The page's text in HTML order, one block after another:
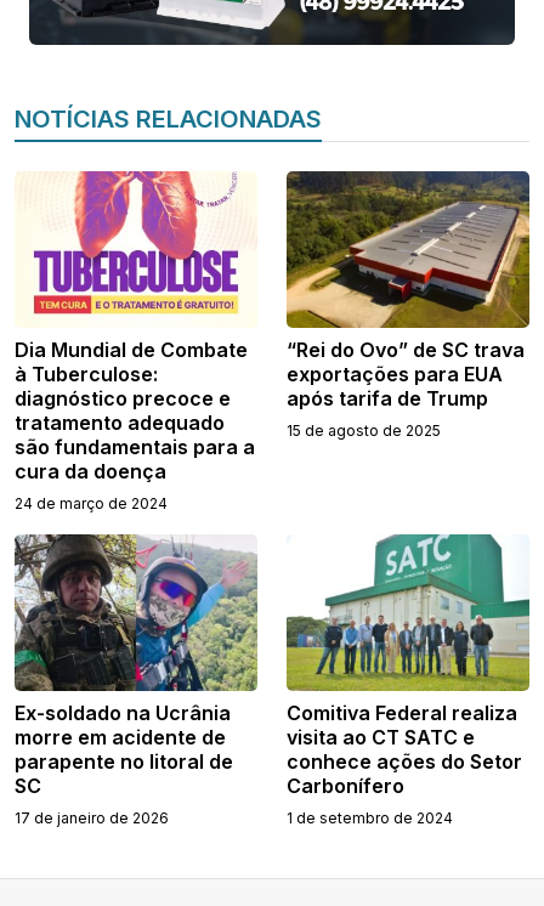
NOTÍCIAS RELACIONADAS
Dia Mundial de Combate
à Tuberculose:
diagnóstico precoce e
tratamento adequado
são fundamentais para a
cura da doença
24 de março de 2024
“Rei do Ovo” de SC trava
exportações para EUA
após tarifa de Trump
15 de agosto de 2025
Ex-soldado na Ucrânia
morre em acidente de
parapente no litoral de
SC
17 de janeiro de 2026
Comitiva Federal realiza
visita ao CT SATC e
conhece ações do Setor
Carbonífero
1 de setembro de 2024